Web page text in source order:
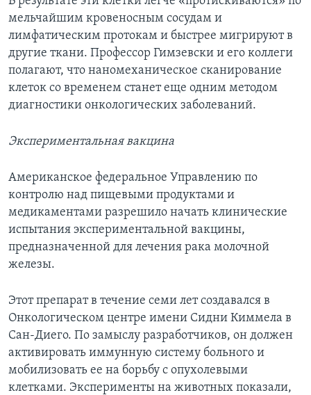
мельчайшим кровеносным сосудам и
лимфатическим протокам и быстрее мигрируют в
другие ткани. Профессор Гимзевски и его коллеги
полагают, что наномеханическое сканирование
клеток со временем станет еще одним методом
диагностики онкологических заболеваний.
Экспериментальная вакцина
Американское федеральное Управлению по
контролю над пищевыми продуктами и
медикаментами разрешило начать клинические
испытания экспериментальной вакцины,
предназначенной для лечения рака молочной
железы.
Этот препарат в течение семи лет создавался в
Онкологическом центре имени Сидни Киммела в
Сан-Диего. По замыслу разработчиков, он должен
активировать иммунную систему больного и
мобилизовать ее на борьбу с опухолевыми
клетками. Эксперименты на животных показали,